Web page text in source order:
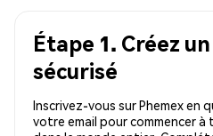
Étape 1. Créez
sécurisé
Inscrivez-vous sur Phemex en
votre email pour commencer à